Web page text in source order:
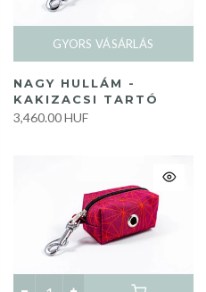
GYORS VÁSÁRLÁS
NAGY HULLÁM -
KAKIZACSI TARTÓ
3,460.00 HUF